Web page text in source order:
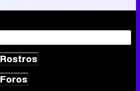
Rostros
Foros